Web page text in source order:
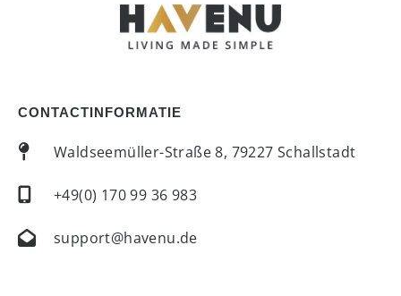
CONTACTINFORMATIE
Waldseemüller-Straße 8, 79227 Schallstadt
+49(0) 170 99 36 983
support@havenu.de